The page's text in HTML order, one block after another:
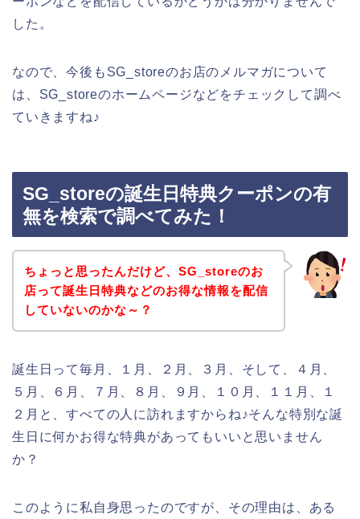
した。
なので、今後もSG_storeのお店のメルマガについて
は、SG_storeのホームページなどをチェックして調べ
ていきますね♪
SG_storeの誕生日特典クーポンの有
無を検索で調べてみた！
ちょっと思ったんだけど、SG_storeのお
店って誕生日特典などのお得な情報を配信
していないのかな～？
誕生日って毎月、１月、２月、３月、そして、４月、
５月、６月、７月、８月、９月、１０月、１１月、１
２月と、すべての人に訪れますからね♪そんな特別な誕
生日に何かお得な特典があってもいいと思いません
か？
このように私自身思ったのですが、その理由は、ある